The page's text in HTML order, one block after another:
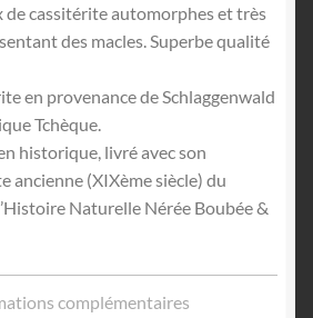
de cassitérite automorphes et très
des macles. Superbe qualité
en provenance de Schlaggenwald
Tchèque.
historique, livré avec son
ancienne (XIXème siècle) du
Naturelle Nérée Boubée &
complémentaires